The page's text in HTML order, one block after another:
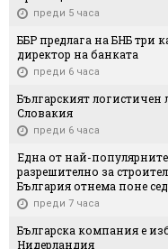
преди 5 часа
ББР предлага на БНБ три
директор на банката
преди 6 часа
Българският логистичен
Словакия
преди 6 часа
Една от най-
разрешително за
България отнема поне
преди 7 часа
Българска компания е
Нидерландия